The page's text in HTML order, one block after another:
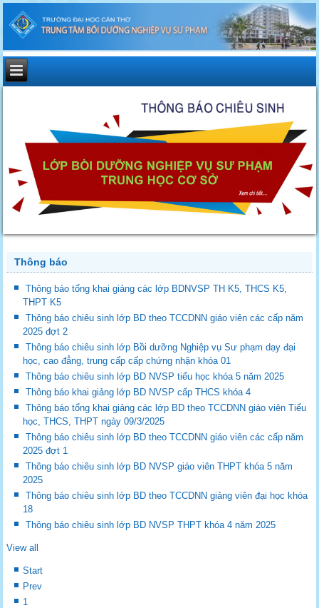
Thông báo
Thông báo tổng khai giảng các lớp BDNVSP TH K5, THCS K5,
THPT K5
Thông báo chiêu sinh lớp BD theo TCCDNN giáo viên các cấp năm
2025 đợt 2
Thông báo chiêu sinh lớp Bồi dưỡng Nghiệp vụ Sư phạm dạy đại
học, cao đẳng, trung cấp cấp chứng nhận khóa 01
Thông báo chiêu sinh lớp BD NVSP tiểu học khóa 5 năm 2025
Thông báo khai giảng lớp BD NVSP cấp THCS khóa 4
Thông báo tổng khai giảng các lớp BD theo TCCDNN giáo viên Tiểu
học, THCS, THPT ngày 09/3/2025
Thông báo chiêu sinh lớp BD theo TCCDNN giáo viên các cấp năm
2025 đợt 1
Thông báo chiêu sinh lớp BD NVSP giáo viên THPT khóa 5 năm
2025
Thông báo chiêu sinh lớp BD theo TCCDNN giảng viên đại học khóa
18
Thông báo chiêu sinh lớp BD NVSP THPT khóa 4 năm 2025
View all
Start
Prev
1